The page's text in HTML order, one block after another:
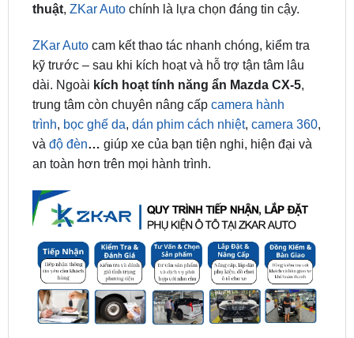
ZKar Autocam kết thao tác nhanh chóng, kiểm tra
dài. Ngoàikích hoạt tính năng ẩn Mazda CX-5,
trung tâm còn chuyên nâng cấpcamera hành
trình ,bọc ghế da,dán phim cách nhiệt,camera 360
vàđộ đèn …giúp xe của bạn tiện nghi, hiện đại và
an toàn hơn trên mọi hành trình.
Câu Hỏi Thường Gặp Về Kích Hoạt Tính Năng
Ẩn Xe Mazda CX5